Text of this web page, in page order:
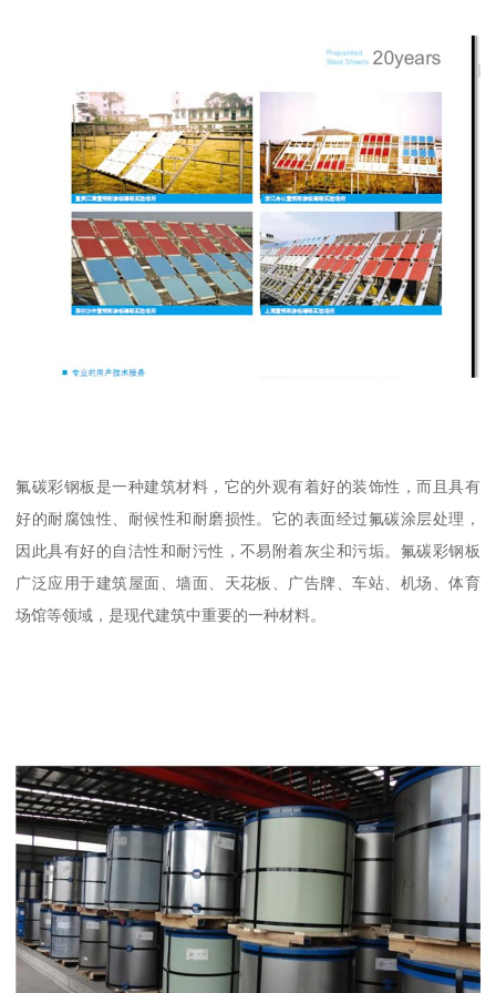
氟碳彩钢板是一种建筑材料，它的外观有着好的装饰性，而且具有
好的耐腐蚀性、耐候性和耐磨损性。它的表面经过氟碳涂层处理，
因此具有好的自洁性和耐污性，不易附着灰尘和污垢。氟碳彩钢板
广泛应用于建筑屋面、墙面、天花板、广告牌、车站、机场、体育
场馆等领域，是现代建筑中重要的一种材料。